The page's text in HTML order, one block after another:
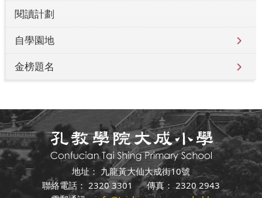
閱讀計劃
自學園地
金榜題名
地址： 九龍黃大仙大成街10號
聯絡電話： 2320 3301 傳真： 2320 2943